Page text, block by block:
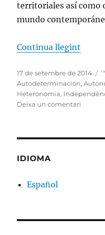
territoriales así como
mundo
Continua llegint
Publicat
el
17 de setembre de 2014
Autodeterminación,
Heteronomia,
Deixa un comentari
IDIOMA
Español